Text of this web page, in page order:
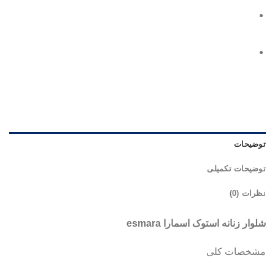
توضیحات
توضیحات تکمیلی
نظرات (0)
شلوار زنانه استوک اسمارا esmara
مشخصات کلی